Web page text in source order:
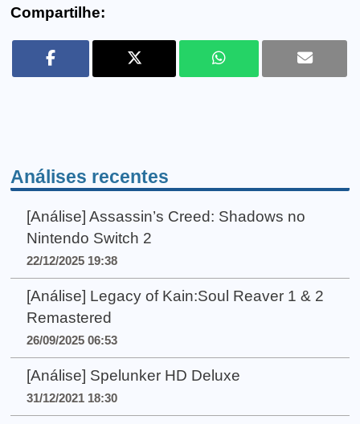
Compartilhe:
Análises recentes
[Análise] Assassin’s Creed: Shadows no
Nintendo Switch 2
22/12/2025 19:38
[Análise] Legacy of Kain:Soul Reaver 1 & 2
Remastered
26/09/2025 06:53
[Análise] Spelunker HD Deluxe
31/12/2021 18:30